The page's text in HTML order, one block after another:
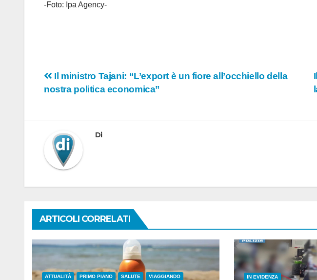
-Foto: Ipa Agency-
Navigazione
articoli
Il ministro Tajani: “L’export è un fiore all’occhiello della
nostra politica economica”
Di
ARTICOLI CORRELATI
ATTUALITÀ PRIMO PIANO SALUTE VIAGGIANDO IN EVIDENZA